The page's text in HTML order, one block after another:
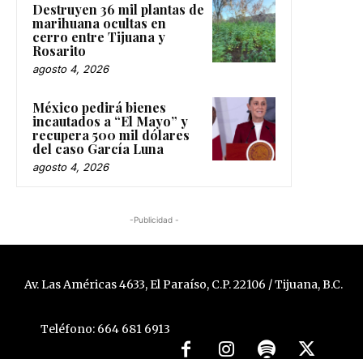
Destruyen 36 mil plantas de
marihuana ocultas en
cerro entre Tijuana y
Rosarito
agosto 4, 2026
México pedirá bienes
incautados a “El Mayo” y
recupera 500 mil dólares
del caso García Luna
agosto 4, 2026
-Publicidad -
Av. Las Américas 4633, El Paraíso, C.P. 22106 / Tijuana, B.C.
Teléfono: 664 681 6913